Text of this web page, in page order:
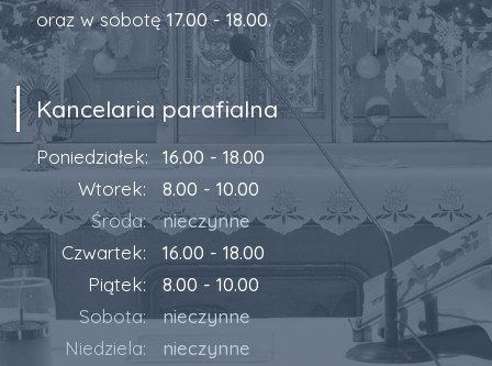
oraz w sobotę17.00 - 18.00.
Kancelaria parafialna
Poniedziałek:
16.00 - 18.00
Wtorek:
8.00 - 10.00
Środa:
nieczynne
Czwartek:
16.00 - 18.00
Piątek:
8.00 - 10.00
Sobota:
nieczynne
Niedziela:
nieczynne